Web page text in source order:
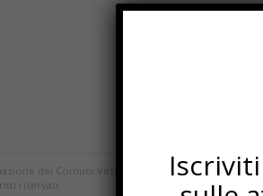
dei Comuni Virtuosi - Piazza Matteotti, 17
riservati.